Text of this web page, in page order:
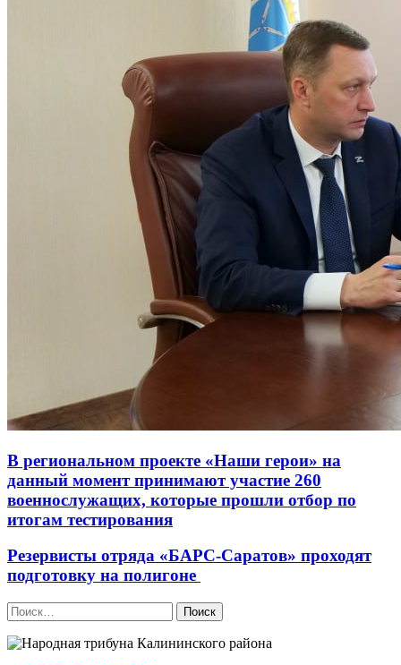
В региональном проекте «Наши герои» на
данный момент принимают участие 260
военнослужащих, которые прошли отбор по
итогам тестирования
Резервисты отряда «БАРС-Саратов» проходят
подготовку на полигоне
Найти: